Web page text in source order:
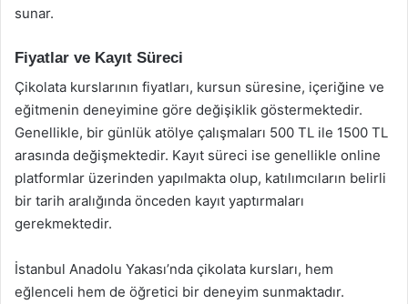
sunar.
Fiyatlar ve Kayıt Süreci
Çikolata kurslarının fiyatları, kursun süresine, içeriğine ve
eğitmenin deneyimine göre değişiklik göstermektedir.
Genellikle, bir günlük atölye çalışmaları 500 TL ile 1500 TL
arasında değişmektedir. Kayıt süreci ise genellikle online
platformlar üzerinden yapılmakta olup, katılımcıların belirli
bir tarih aralığında önceden kayıt yaptırmaları
gerekmektedir.
İstanbul Anadolu Yakası’nda çikolata kursları, hem
eğlenceli hem de öğretici bir deneyim sunmaktadır.